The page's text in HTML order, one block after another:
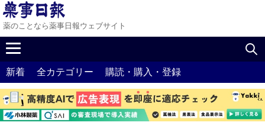
薬のことなら薬事日報ウェブサイト
新着 全カテゴリー 購読・購入・登録